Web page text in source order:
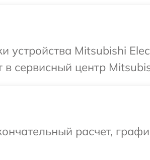
устройства Mitsubishi
сервисный центр
расчет,